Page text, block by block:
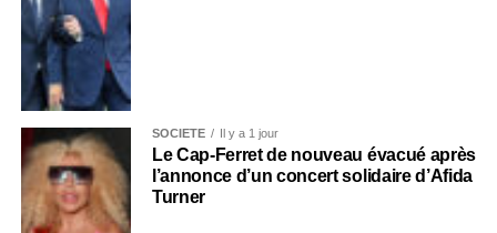
SOCIÉTÉ Il y a 1 jour
Le Cap-Ferret de nouveau évacué après
l’annonce d’un concert solidaire d’Afida
Turner